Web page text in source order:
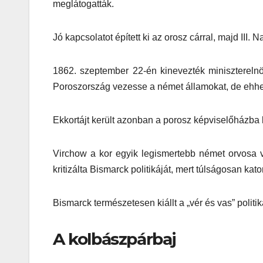
meglátogatták.
Jó kapcsolatot épített ki az orosz cárral, majd III.
1862. szeptember 22-én kinevezték
Poroszország vezesse a német államokat, de
Ekkortájt került azonban a porosz képviselőházba
Virchow a kor egyik legismertebb német
kritizálta Bismarck politikáját, mert túlságosan
Bismarck természetesen kiállt a „vér és vas”
A kolbászpárbaj